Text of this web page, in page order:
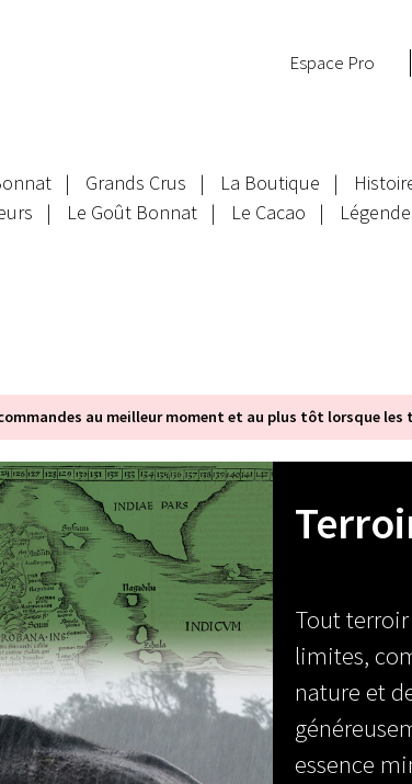
Espace Pro
Grands Crus La Boutique
Le Goût Bonnat Le Cacao
commandes au meilleur moment et au plus tôt lorsque
Tout terroir
limites,
nature et
essence